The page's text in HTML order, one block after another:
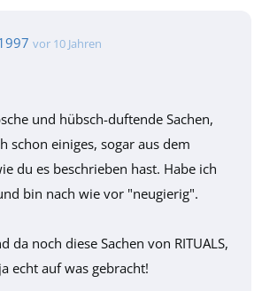
vor 10 Jahren
und hübsch-duftende Sachen,
schon einiges, sogar aus dem
du es beschrieben hast. Habe ich
bin nach wie vor "neugierig".
da noch diese Sachen von RITUALS,
echt auf was gebracht!